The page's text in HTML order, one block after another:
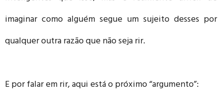
imaginar como alguém segue um sujeito desses por
qualquer outra razão que não seja rir.
E por falar em rir, aqui está o próximo “argumento”: